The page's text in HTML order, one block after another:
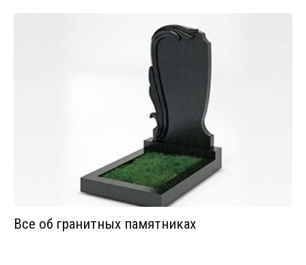
Все об гранитных памятниках